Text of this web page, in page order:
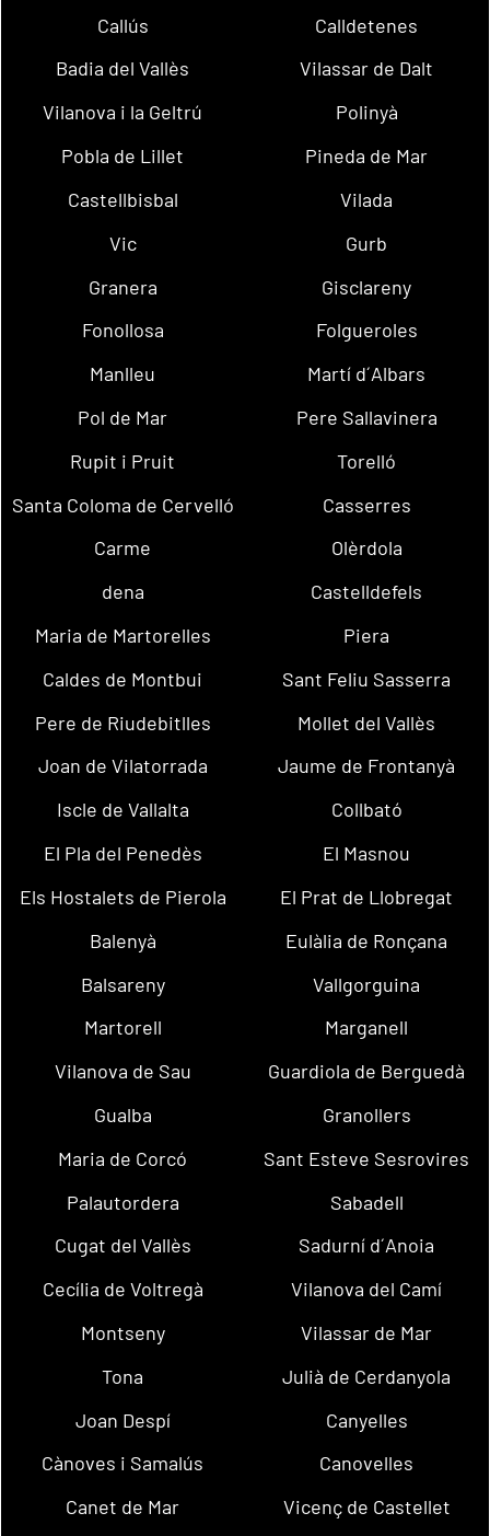
Callús
Calldetenes
Badia del Vallès
Vilassar de Dalt
Vilanova i la Geltrú
Polinyà
Pobla de Lillet
Pineda de Mar
Castellbisbal
Vilada
Vic
Gurb
Granera
Gisclareny
Fonollosa
Folgueroles
Manlleu
Martí d´Albars
Pol de Mar
Pere Sallavinera
Rupit i Pruit
Torelló
Santa Coloma de Cervelló
Casserres
Carme
Olèrdola
dena
Castelldefels
Maria de Martorelles
Piera
Caldes de Montbui
Sant Feliu Sasserra
Pere de Riudebitlles
Mollet del Vallès
Joan de Vilatorrada
Jaume de Frontanyà
Iscle de Vallalta
Collbató
El Pla del Penedès
El Masnou
Els Hostalets de Pierola
El Prat de Llobregat
Balenyà
Eulàlia de Ronçana
Balsareny
Vallgorguina
Martorell
Marganell
Vilanova de Sau
Guardiola de Berguedà
Gualba
Granollers
Maria de Corcó
Sant Esteve Sesrovires
Palautordera
Sabadell
Cugat del Vallès
Sadurní d´Anoia
Cecília de Voltregà
Vilanova del Camí
Montseny
Vilassar de Mar
Tona
Julià de Cerdanyola
Joan Despí
Canyelles
Cànoves i Samalús
Canovelles
Canet de Mar
Vicenç de Castellet